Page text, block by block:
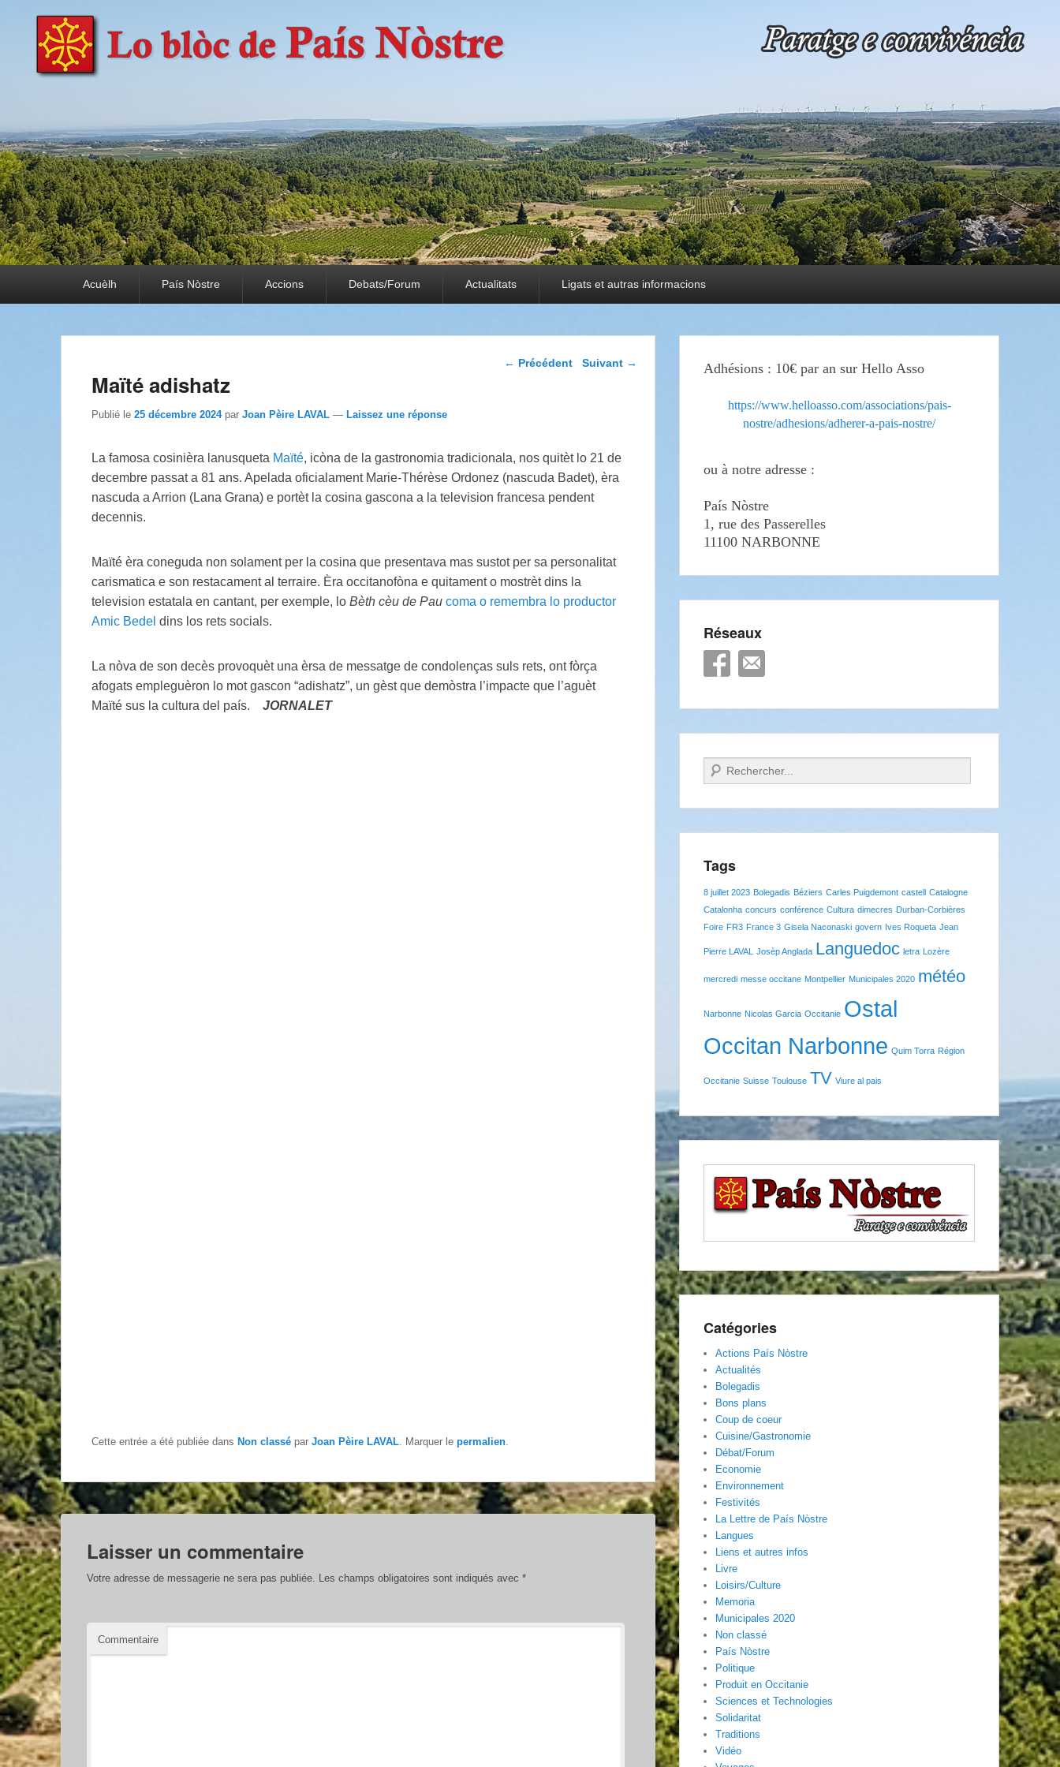
País Nòstre
Paratge e Convivència
Acuèlh País Nòstre Accions Debats/Forum Actualitats Ligats et autras informacions
Navigation dans les
← Précédent Suivant →
Maïté adishatz
Publié le 25 décembre 2024 par Joan Pèire LAVAL — Laissez une réponse
La famosa cosinièra lanusqueta Maïté, icòna de la gastronomia tradicionala, nos quitèt lo 21 de
decembre passat a 81 ans. Apelada oficialament Marie-Thérèse Ordonez (nascuda Badet), èra
nascuda a Arrion (Lana Grana) e portèt la cosina gascona a la television francesa pendent
decennis.
Maïté èra coneguda non solament per la cosina que presentava mas sustot per sa personalitat
carismatica e son restacament al terraire. Èra occitanofòna e quitament o mostrèt dins la
television estatala en cantant, per exemple, lo Bèth cèu de Pau coma o remembra lo productor
Amic Bedel dins los rets socials.
La nòva de son decès provoquèt una èrsa de messatge de condolenças suls rets, ont fòrça
afogats empleguèron lo mot gascon “adishatz”, un gèst que demòstra l’impacte que l’aguèt
Maïté sus la cultura del país. JORNALET
Cette entrée a été publiée dans Non classé par Joan Pèire LAVAL . Marquer le permalien
Laisser un commentaire
Votre adresse de messagerie ne sera pas publiée. Les champs obligatoires sont indiqués avec *
Commentaire
Adhésions : 10€ par an sur Hello Asso
https://www.helloasso.com/associations/pais-
nostre/adhesions/adherer-a-pais-nostre/
ou à notre adresse :
País Nòstre
1, rue des Passerelles
11100 NARBONNE
Réseaux
Recherche
Tags
8 juillet 2023 Bolegadis Béziers Carles Puigdemont castell Catalogne
Catalonha concurs conférence Cultura dimecres Durban-Corbières
Foire FR3 France 3 Gisela Naconaski govern Ives Roqueta Jean
Pierre LAVAL Josèp Anglada Languedoc letra Lozère
mercredi messe occitane Montpellier Municipales 2020 météo
Narbonne Nicolas Garcia Occitanie Ostal
Occitan Narbonne Quim Torra Région
Occitanie Suisse Toulouse TV Viure al pais
Catégories
Actions País Nòstre
Actualités
Bolegadis
Bons plans
Coup de coeur
Cuisine/Gastronomie
Débat/Forum
Economie
Environnement
Festivités
La Lettre de País Nòstre
Langues
Liens et autres infos
Livre
Loisirs/Culture
Memoria
Municipales 2020
Non classé
País Nòstre
Politique
Produit en Occitanie
Sciences et Technologies
Solidaritat
Traditions
Vidéo